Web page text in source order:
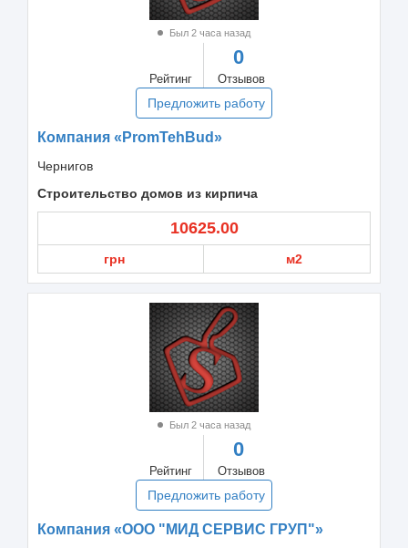
Был 2 часа назад
Рейтинг
0
Отзывов
Предложить работу
Компания «PromTehBud»
Чернигов
Строительство домов из кирпича
10625.00
грн м2
Был 2 часа назад
Рейтинг
0
Отзывов
Предложить работу
Компания «ООО "МИД СЕРВИС ГРУП"»